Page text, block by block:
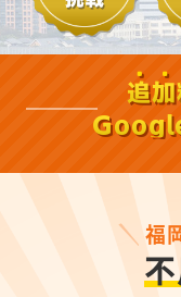
追
福